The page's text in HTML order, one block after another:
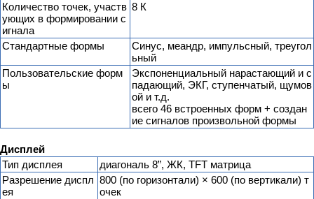
Количество точек, участв
ующих в формировании с
игнала
8 К
Стандартные формы
Синус, меандр, импульсный, треугол
ьный
Пользовательские форм
ы
Экспоненциальный нарастающий и с
падающий, ЭКГ, ступенчатый, щумов
ой и т.д.
всего 46 встроенных форм + создан
ие сигналов произвольной формы
Дисплей
Тип дисплея
диагональ 8”, ЖК, TFT матрица
Разрешение диспл
ея
800 (по горизонтали) × 600 (по вертикали) т
очек